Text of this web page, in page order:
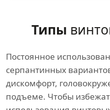
Типы
Постоянное
серпантинных
дискомфорт,
подъеме. Чтобы